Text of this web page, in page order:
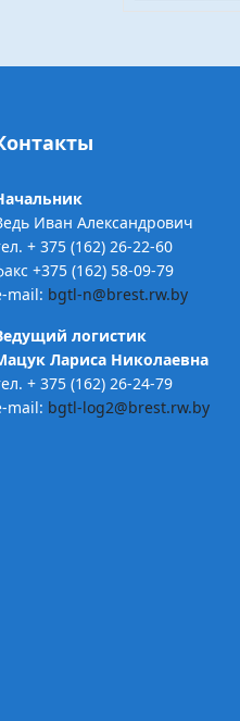
Иван Александрович
+ 375 (162) 26-22-60
+375 (162) 58-09-79
mail: bgtl-n@brest.rw.by
логистик
Лариса Николаевна
+ 375 (162) 26-24-79
mail: bgtl-log2@brest.rw.by